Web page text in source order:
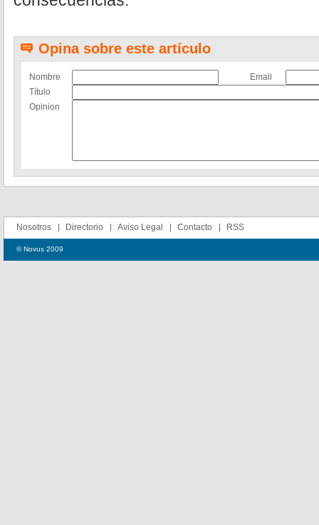
Opina sobre este artículo
Nombre
Email
Título
Opinion
Nosotros Directorio Aviso Legal Contacto RSS
© Novus 2009